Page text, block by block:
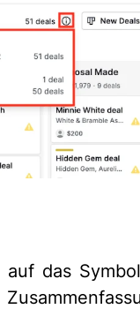
auf das Symbol